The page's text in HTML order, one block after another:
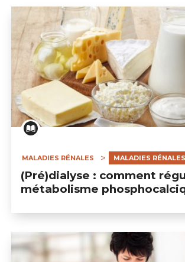
MALADIES RÉNALES MALADIES RÉNALES
(Pré)dialyse : comment
métabolisme